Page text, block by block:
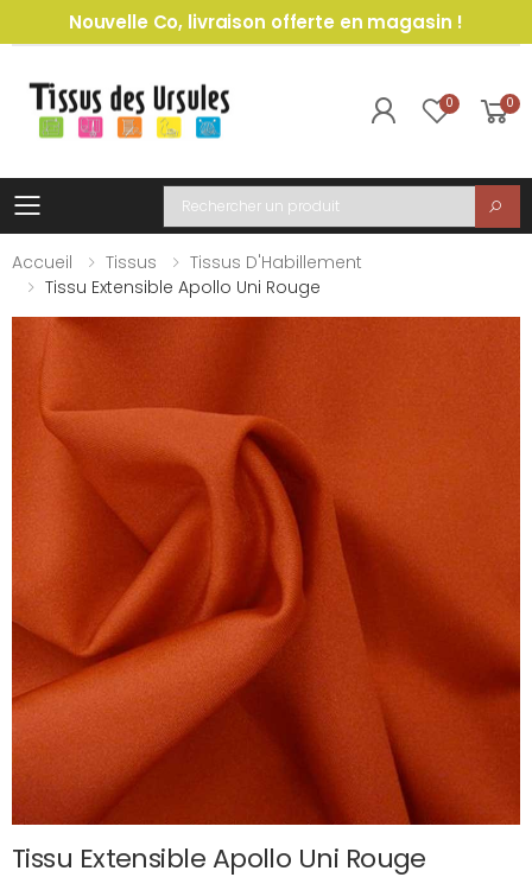
Nouvelle Co, livraison offerte en magasin !
0 0
Toggle mobile menu
Recherche
Accueil
Tissus
Tissus D'Habillement
Tissu Extensible Apollo Uni Rouge
Tissu Extensible Apollo Uni Rouge